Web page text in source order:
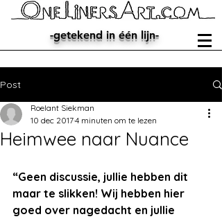
-getekend in één lijn-
Post
Heimwee naar Nuance
Roelant Siekman
10 dec 20174 minuten om te lezen
“Geen discussie, jullie hebben dit
maar te slikken! Wij hebben hier
goed over nagedacht en jullie